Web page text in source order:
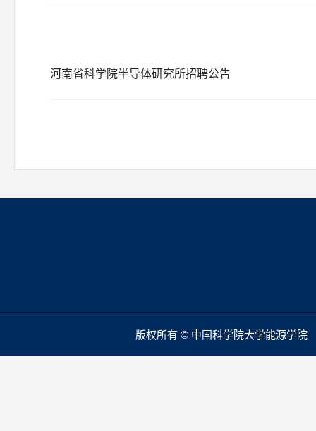
河南省科学院半导体研究所招聘公告
版权所有 © 中国科学院大学能源学